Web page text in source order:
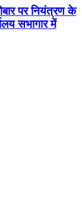
पर नियंत्रण के
सभागार में